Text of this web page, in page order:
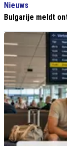
Nieuws
Bulgarije meldt